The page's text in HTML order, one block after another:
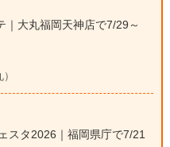
｜大丸福岡天神店で7/29～
スタ2026｜福岡県庁で7/21